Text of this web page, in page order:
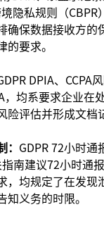
境隐私规则（
确保数据接收方的
的要求。
DPIA、CCPA
，均系要求企业在
险评估并形成文档
： GDPR 72小时通
南建议72小时通报
，均规定了在发现
知义务的时限。